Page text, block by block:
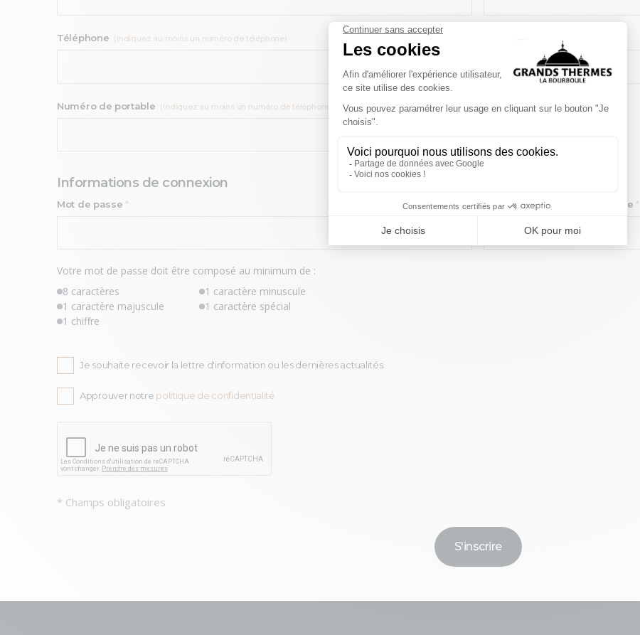
Téléphone (Indiquez au moins un numéro de téléphone)
Numéro de portable (Indiquez au moins un numéro de téléphone)
Informations de connexion
Mot de passe*
Afficher
Votre mot de passe doit être composé au minimum de :
8 caractères
1 caractère minuscule
1 caractère majuscule
1 caractère spécial
1 chiffre
Confirmation du mot de passe*
Je souhaite recevoir la lettre d'information ou les dernières actualités.
Approuver notre politique de confidentialité
* Champs obligatoires
S'inscrire